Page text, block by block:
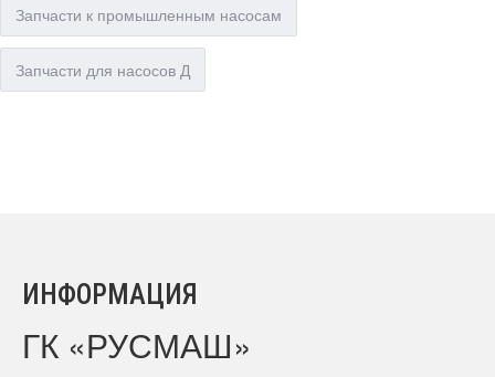
Запчасти к промышленным насосам
Запчасти для насосов Д
ИНФОРМАЦИЯ
ГК «РУСМАШ»